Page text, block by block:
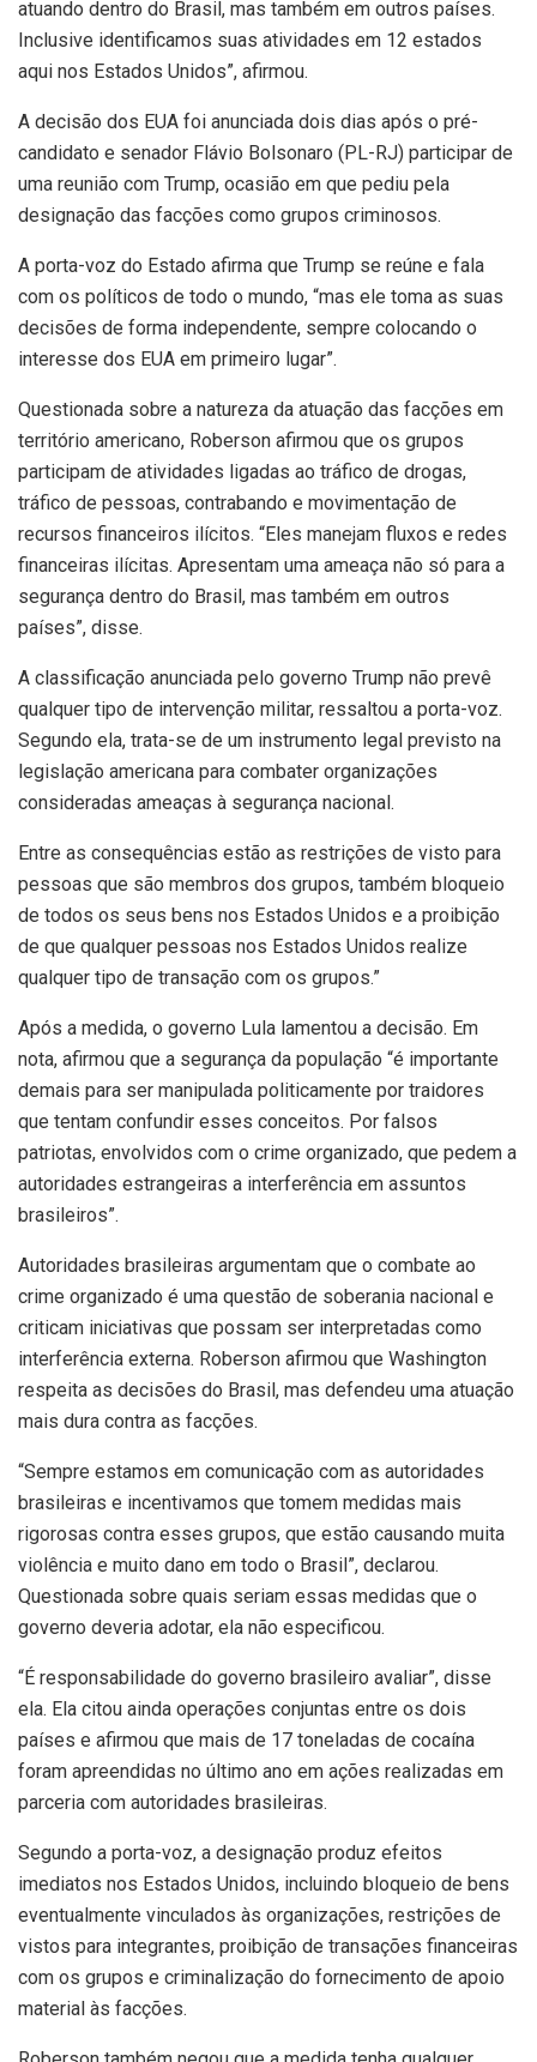
atuando dentro do Brasil, mas também em outros países.
Inclusive identificamos suas atividades em 12 estados
aqui nos Estados Unidos”, afirmou.
A decisão dos EUA foi anunciada dois dias após o pré-
candidato e senador Flávio Bolsonaro (PL-RJ) participar de
uma reunião com Trump, ocasião em que pediu pela
designação das facções como grupos criminosos.
A porta-voz do Estado afirma que Trump se reúne e fala
com os políticos de todo o mundo, “mas ele toma as suas
decisões de forma independente, sempre colocando o
interesse dos EUA em primeiro lugar”.
Questionada sobre a natureza da atuação das facções em
território americano, Roberson afirmou que os grupos
participam de atividades ligadas ao tráfico de drogas,
tráfico de pessoas, contrabando e movimentação de
recursos financeiros ilícitos. “Eles manejam fluxos e redes
financeiras ilícitas. Apresentam uma ameaça não só para a
segurança dentro do Brasil, mas também em outros
países”, disse.
A classificação anunciada pelo governo Trump não prevê
qualquer tipo de intervenção militar, ressaltou a porta-voz.
Segundo ela, trata-se de um instrumento legal previsto na
legislação americana para combater organizações
consideradas ameaças à segurança nacional.
Entre as consequências estão as restrições de visto para
pessoas que são membros dos grupos, também bloqueio
de todos os seus bens nos Estados Unidos e a proibição
de que qualquer pessoas nos Estados Unidos realize
qualquer tipo de transação com os grupos.”
Após a medida, o governo Lula lamentou a decisão. Em
nota, afirmou que a segurança da população “é importante
demais para ser manipulada politicamente por traidores
que tentam confundir esses conceitos. Por falsos
patriotas, envolvidos com o crime organizado, que pedem a
autoridades estrangeiras a interferência em assuntos
brasileiros”.
Autoridades brasileiras argumentam que o combate ao
crime organizado é uma questão de soberania nacional e
criticam iniciativas que possam ser interpretadas como
interferência externa. Roberson afirmou que Washington
respeita as decisões do Brasil, mas defendeu uma atuação
mais dura contra as facções.
“Sempre estamos em comunicação com as autoridades
brasileiras e incentivamos que tomem medidas mais
rigorosas contra esses grupos, que estão causando muita
violência e muito dano em todo o Brasil”, declarou.
Questionada sobre quais seriam essas medidas que o
governo deveria adotar, ela não especificou.
“É responsabilidade do governo brasileiro avaliar”, disse
ela. Ela citou ainda operações conjuntas entre os dois
países e afirmou que mais de 17 toneladas de cocaína
foram apreendidas no último ano em ações realizadas em
parceria com autoridades brasileiras.
Segundo a porta-voz, a designação produz efeitos
imediatos nos Estados Unidos, incluindo bloqueio de bens
eventualmente vinculados às organizações, restrições de
vistos para integrantes, proibição de transações financeiras
com os grupos e criminalização do fornecimento de apoio
material às facções.